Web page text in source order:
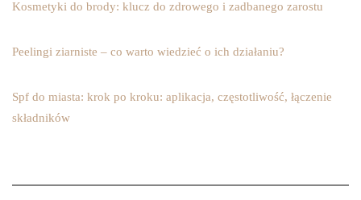
Kosmetyki do brody: klucz do zdrowego i zadbanego zarostu
Peelingi ziarniste – co warto wiedzieć o ich działaniu?
Spf do miasta: krok po kroku: aplikacja, częstotliwość, łączenie
składników